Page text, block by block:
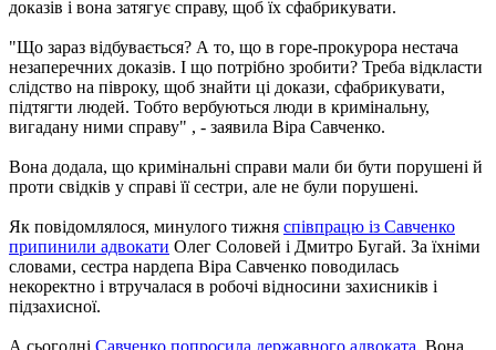
доказів і вона затягує справу, щоб їх сфабрикувати.
"Що зараз відбувається? А то, що в горе-прокурора нестача
незаперечних доказів. І що потрібно зробити? Треба відкласти
слідство на півроку, щоб знайти ці докази, сфабрикувати,
підтягти людей. Тобто вербуються люди в кримінальну,
вигадану ними справу" , - заявила Віра Савченко.
Вона додала, що кримінальні справи мали би бути порушені й
проти свідків у справі її сестри, але не були порушені.
Як повідомлялося, минулого тижня співпрацю із Савченко
припинили адвокати Олег Соловей і Дмитро Бугай. За їхніми
словами, сестра нардепа Віра Савченко поводилась
некоректно і втручалася в робочі відносини захисників і
підзахисної.
А сьогодні Савченко попросила державного адвоката. Вона